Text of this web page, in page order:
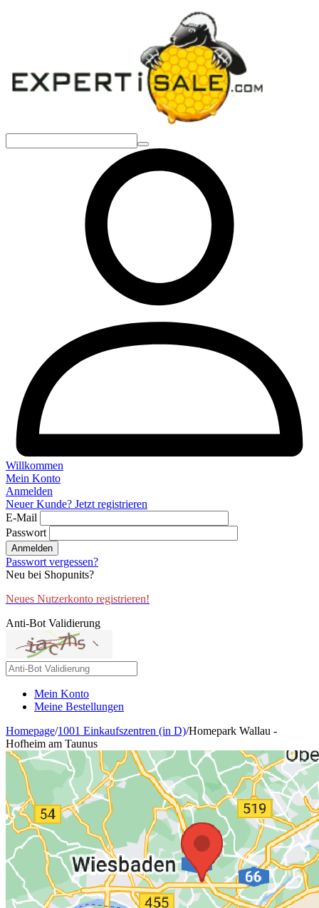
Willkommen
Mein Konto
Anmelden
Neuer Kunde? Jetzt registrieren
E-Mail
Passwort
Anmelden
Passwort vergessen?
Neu bei Shopunits?
Neues Nutzerkonto registrieren!
Anti-Bot Validierung
Mein Konto
Meine Bestellungen
Homepage/1001 Einkaufszentren (in D)/Homepark Wallau -
Hofheim am Taunus